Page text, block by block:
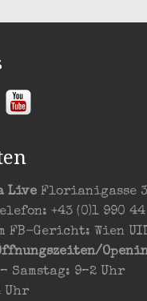
Live Florianigasse
+43 (0)1 990 44
FB-Gericht: Wien
Samstag: 9–2 Uhr
Uhr